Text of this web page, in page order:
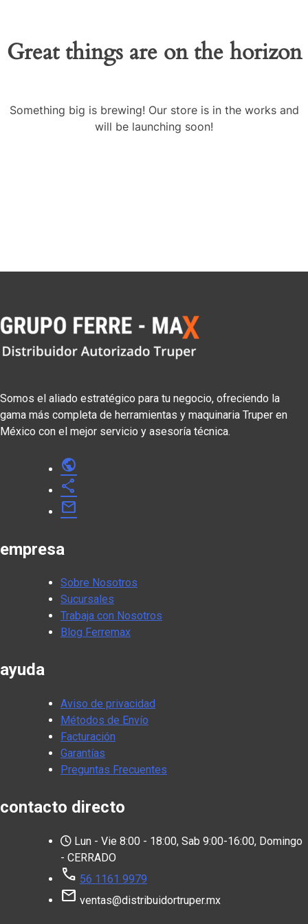
Great things are on the horizon
Something big is brewing! Our store is in the works and
will be launching soon!
Somos el aliado estratégico para tu negocio, ofreciendo la
gama más completa de herramientas y maquinaria Truper en
México con el mejor servicio y asesoría técnica.
public
share
mail
empresa
Sobre Nosotros
Sucursales
Trabaja con Nosotros
Blog Ferremax
ayuda
Aviso de privacidad
Métodos de Envío
Facturación
Garantías
Preguntas Frecuentes
contacto directo
Lun - Vie 8:00 - 18:00, Sab 9:00-16:00, Domingo
- CERRADO
call 56 1161 9979
mail ventas@distribuidortruper.mx